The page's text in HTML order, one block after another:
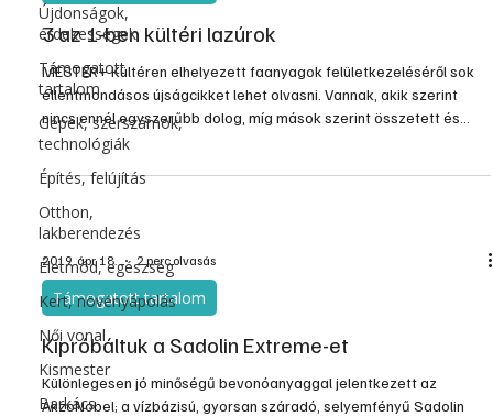
Újdonságok,
érdekességek
Támogatott
tartalom
Gépek, szerszámok,
technológiák
Építés, felújítás
Otthon,
lakberendezés
Életmód, egészség
Kert, növényápolás
Női vonal
Kismester
Barkács
3 az 1-ben kültéri lazúrok
MESTER+ Kültéren elhelyezett faanyagok felületkezeléséről sok
ellentmondásos újságcikket lehet olvasni. Vannak, akik szerint
nincs ennél egyszerűbb dolog, míg mások szerint összetett és
bonyolult procedúra, melyben több a buktató, mint azt elsőre
igazság.
2019. ápr. 18. 2 perc olvasás
Támogatott tartalom
Kipróbáltuk a Sadolin Extreme-et
Különlegesen jó minőségű bevonóanyaggal jelentkezett az
AkzoNobel; a vízbázisú, gyorsan száradó, selyemfényű Sadolin